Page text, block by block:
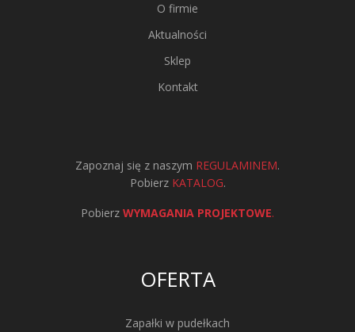
O firmie
Aktualności
Sklep
Kontakt
Zapoznaj się z naszym REGULAMINEM.
Pobierz KATALOG.
Pobierz WYMAGANIA PROJEKTOWE.
OFERTA
Zapałki w pudełkach